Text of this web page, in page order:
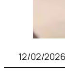
12/02/2026